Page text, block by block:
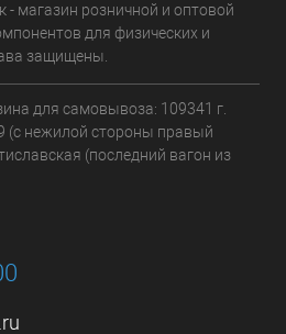
магазин розничной и оптовой
для физических и
защищены.
для самовывоза: 109341 г.
(с нежилой стороны правый
(последний вагон из